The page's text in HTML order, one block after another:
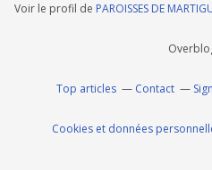
Voir le profil de PAROISSES DE
Top articles Contact
Cookies et données